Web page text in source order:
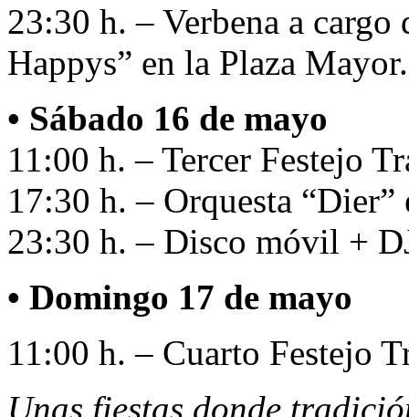
23:30 h. – Verbena a
Happys” en la Plaza Mayor.
• Sábado 16 de mayo
11:00 h. – Tercer Festejo
17:30 h. – Orquesta
23:30 h. – Disco móvil +
• Domingo 17 de mayo
11:00 h. – Cuarto Festejo
Unas fiestas donde